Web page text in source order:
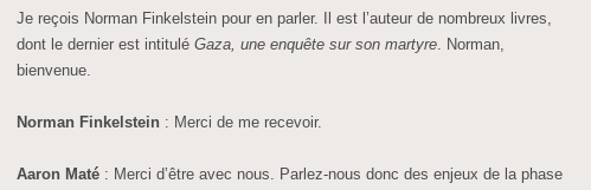
Je reçois Norman Finkelstein pour en parler. Il est l’auteur de nombreux livres,
dont le dernier est intitulé Gaza, une enquête sur son martyre. Norman,
bienvenue.
Norman Finkelstein : Merci de me recevoir.
Aaron Maté : Merci d’être avec nous. Parlez-nous donc des enjeux de la phase